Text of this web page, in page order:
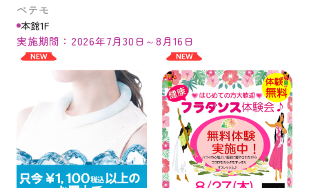
ペテモ
本館1F
実施期間：2026年7月30日～8月16日
NEW NEW